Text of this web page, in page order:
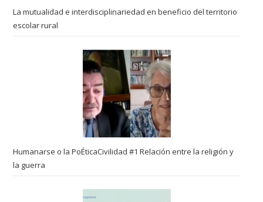
La mutualidad e interdisciplinariedad en beneficio del territorio
escolar rural
Humanarse o la PoÉticaCivilidad #1 Relación entre la religión y
la guerra